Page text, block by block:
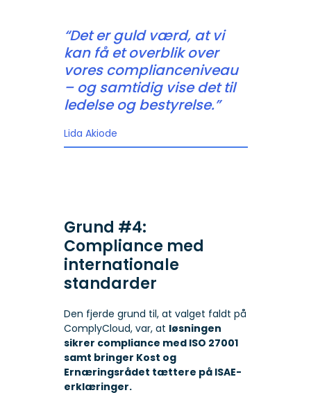
“Det er guld værd, at vi
kan få et overblik over
vores complianceniveau
– og samtidig vise det til
ledelse og bestyrelse.”
Lida Akiode
Grund #4:
Compliance med
internationale
standarder
Den fjerde grund til, at valget faldt på
ComplyCloud, var, at løsningen
sikrer compliance med ISO 27001
samt bringer Kost og
Ernæringsrådet tættere på ISAE-
erklæringer.